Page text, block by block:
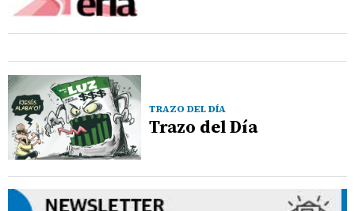
TRAZO DEL DÍA
Trazo del Día